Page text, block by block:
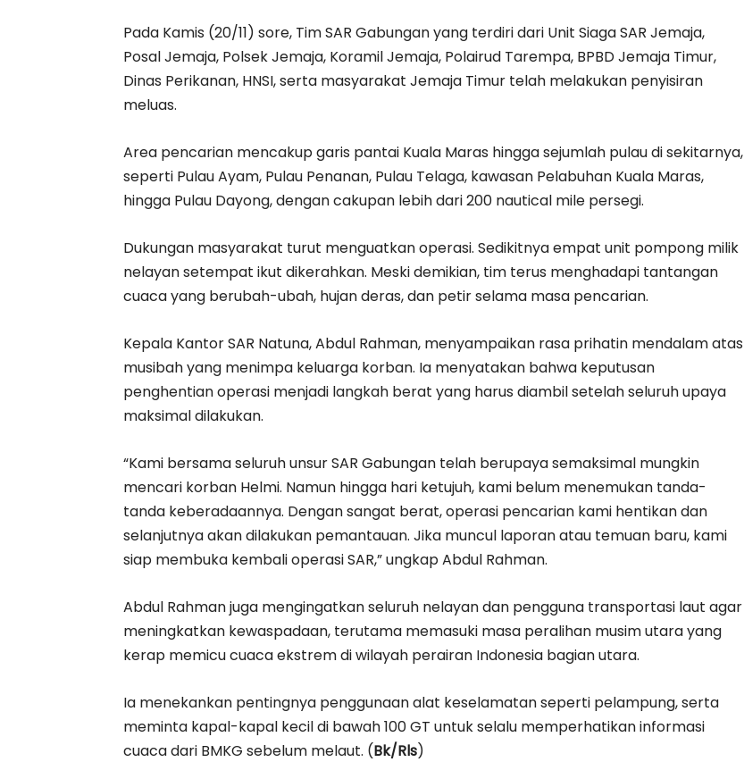
Pada Kamis (20/11) sore, Tim SAR Gabungan yang terdiri dari Unit Siaga SAR Jemaja,
Posal Jemaja, Polsek Jemaja, Koramil Jemaja, Polairud Tarempa, BPBD Jemaja Timur,
Dinas Perikanan, HNSI, serta masyarakat Jemaja Timur telah melakukan penyisiran
meluas.
Area pencarian mencakup garis pantai Kuala Maras hingga sejumlah pulau di sekitarnya,
seperti Pulau Ayam, Pulau Penanan, Pulau Telaga, kawasan Pelabuhan Kuala Maras,
hingga Pulau Dayong, dengan cakupan lebih dari 200 nautical mile persegi.
Dukungan masyarakat turut menguatkan operasi. Sedikitnya empat unit pompong milik
nelayan setempat ikut dikerahkan. Meski demikian, tim terus menghadapi tantangan
cuaca yang berubah-ubah, hujan deras, dan petir selama masa pencarian.
Kepala Kantor SAR Natuna, Abdul Rahman, menyampaikan rasa prihatin mendalam atas
musibah yang menimpa keluarga korban. Ia menyatakan bahwa keputusan
penghentian operasi menjadi langkah berat yang harus diambil setelah seluruh upaya
maksimal dilakukan.
“Kami bersama seluruh unsur SAR Gabungan telah berupaya semaksimal mungkin
mencari korban Helmi. Namun hingga hari ketujuh, kami belum menemukan tanda-
tanda keberadaannya. Dengan sangat berat, operasi pencarian kami hentikan dan
selanjutnya akan dilakukan pemantauan. Jika muncul laporan atau temuan baru, kami
siap membuka kembali operasi SAR,” ungkap Abdul Rahman.
Abdul Rahman juga mengingatkan seluruh nelayan dan pengguna transportasi laut agar
meningkatkan kewaspadaan, terutama memasuki masa peralihan musim utara yang
kerap memicu cuaca ekstrem di wilayah perairan Indonesia bagian utara.
Ia menekankan pentingnya penggunaan alat keselamatan seperti pelampung, serta
meminta kapal-kapal kecil di bawah 100 GT untuk selalu memperhatikan informasi
cuaca dari BMKG sebelum melaut. (Bk/Rls)